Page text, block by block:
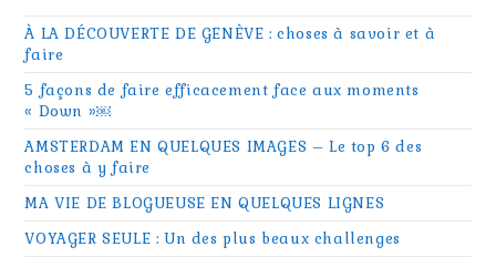
À LA DÉCOUVERTE DE GENÈVE : choses à savoir et à
faire
5 façons de faire efficacement face aux moments
« Down »￼
AMSTERDAM EN QUELQUES IMAGES – Le top 6 des
choses à y faire
MA VIE DE BLOGUEUSE EN QUELQUES LIGNES
VOYAGER SEULE : Un des plus beaux challenges